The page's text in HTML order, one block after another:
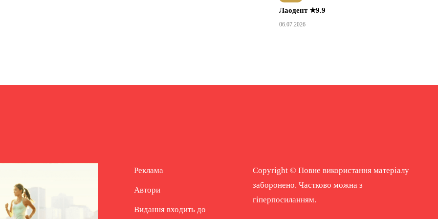
Лаодент ★9.9
06.07.2026
Реклама
Автори
Видання входить до
Copyright © Повне використання матеріалу
заборонено. Частково можна з
гіперпосиланням.